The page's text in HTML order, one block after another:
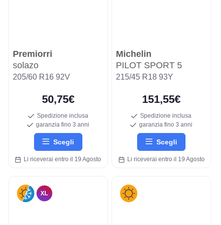
Premiorri
solazo
205/60 R16 92V
50,75€
Spedizione inclusa
garanzia fino 3 anni
Scegli
Li riceverai entro il 19 Agosto
Michelin
PILOT SPORT 5
215/45 R18 93Y
151,55€
Spedizione inclusa
garanzia fino 3 anni
Scegli
Li riceverai entro il 19 Agosto
XL